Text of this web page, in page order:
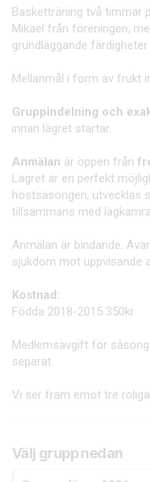
Basketträning två timmar
Mikael från föreningen,
grundläggande
Mellanmål i form av frukt
Gruppindelning och
innan lägret startar.
Anmälan är öppen från
Lägret är en perfekt
höstsäsongen, utvecklas
tillsammans med
Anmälan är bindande.
sjukdom mot uppvisande
Kostnad:
Födda 2018-2015 350kr
Medlemsavgift för
separat.
Vi ser fram emot tre
Välj grupp nedan